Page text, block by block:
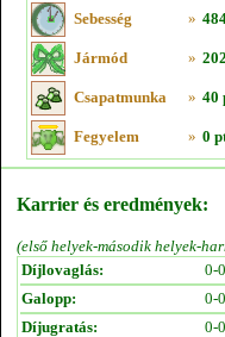
Sebesség »
Jármód »
Csapatmunka » 40
Fegyelem » 0
Karrier és eredmények:
(első helyek-második helyek-
Díjlovaglás:
0-
Galopp:
0-
Díjugratás:
0-